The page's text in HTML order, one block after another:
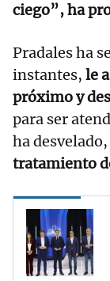
ciego”, ha
Pradales ha
instantes, le
próximo y
para ser
ha
tratamiento